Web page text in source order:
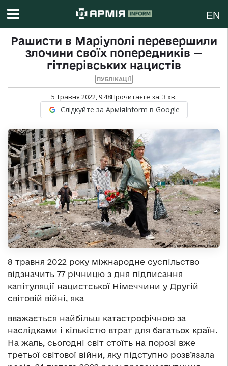
EN
Рашисти в Маріуполі перевершили
злочини своїх попередників —
гітлерівських нацистів
ПУБЛІКАЦІЇ
5 Травня 2022, 9:48Прочитаєте за: 3 хв.
Слідкуйте за АрміяInform в Google
8 травня 2022 року міжнародне суспільство
відзначить 77 річницю з дня підписання
капітуляції нацистської Німеччини у Другій
світовій війні, яка
вважається найбільш катастрофічною за
наслідками і кількістю втрат для багатьох країн.
На жаль, сьогодні світ стоїть на порозі вже
третьої світової війни, яку підступно розв’язала